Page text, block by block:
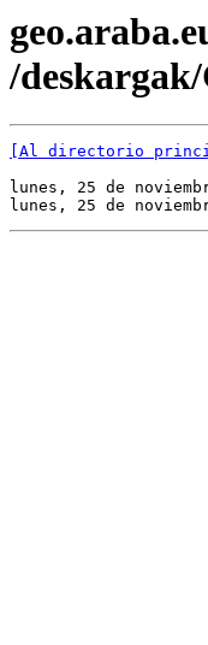
/
[Al directorio
lunes, 25 de
lunes, 25 de